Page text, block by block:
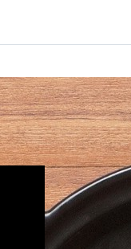
牛腱肉(澳洲)、牛骨
凍保存 -18°C以下
餐包，將巧克力的濃
餐包的鬆軟口感完美
都帶來層次豐富的味
微脆內裡卻軟嫩Q
，濃濃的巧克力如岩
，猶如品嚐一份熱情
麵團採用低溫長時間
一口都散發著獨特香